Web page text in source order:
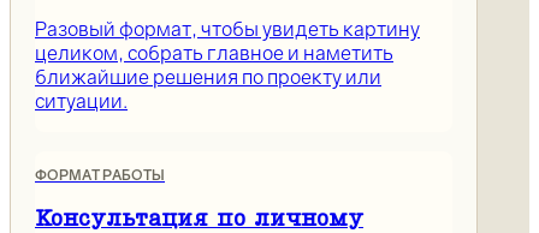
Разовый формат, чтобы увидеть картину
целиком, собрать главное и наметить
ближайшие решения по проекту или
ситуации.
ФОРМАТ РАБОТЫ
Консультация по личному